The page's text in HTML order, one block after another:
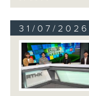
31/07/2026